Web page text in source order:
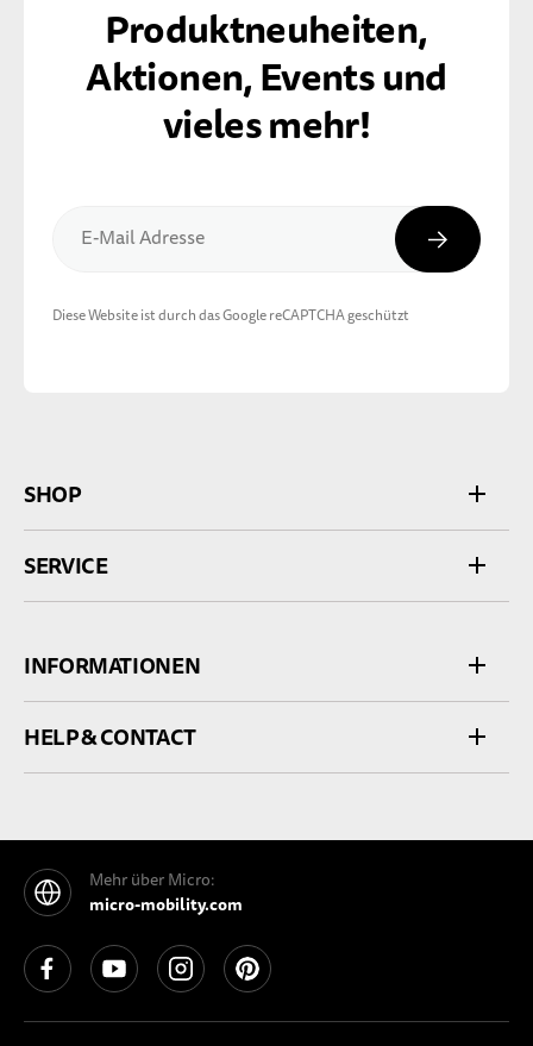
E-Mail Adresse
Diese Website ist durch das Google reCAPTCHA geschützt
Produktneuheiten,
Aktionen, Events und
vieles mehr!
SHOP
SERVICE
INFORMATIONEN
HELP & CONTACT
Mehr über Micro:
micro-mobility.com
See our Facebook
See our YouTube channel
See our Instagram
See our Pinterest